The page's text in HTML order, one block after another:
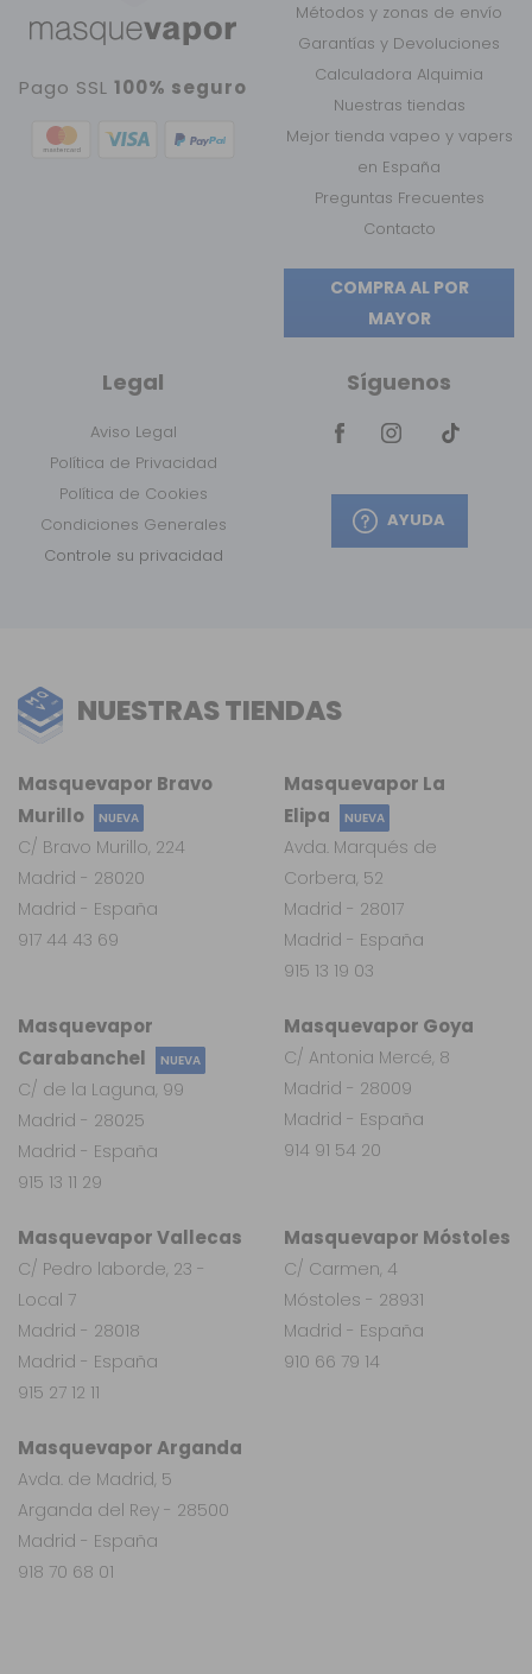
Pago SSL100% seguro
Métodos y zonas de envío
Garantías y Devoluciones
Calculadora Alquimia
Nuestras tiendas
Mejor tienda vapeo y vapers
en España
Preguntas Frecuentes
Contacto
COMPRA AL POR
MAYOR
Legal
Aviso Legal
Política de Privacidad
Política de Cookies
Condiciones Generales
Controle su privacidad
Síguenos
AYUDA
NUESTRAS TIENDAS
Masquevapor Arganda
Avda. de Madrid, 5
Arganda del Rey - 28500
Madrid - España
918 70 68 01
Masquevapor
Carabanchel
NUEVA
C/ de la Laguna, 99
Madrid - 28025
Madrid - España
915 13 11 29
Masquevapor Vallecas
C/ Pedro laborde, 23 -
Local 7
Madrid - 28018
Madrid - España
915 27 12 11
Masquevapor Móstoles
C/ Carmen, 4
Móstoles - 28931
Madrid - España
910 66 79 14
Masquevapor Goya
C/ Antonia Mercé, 8
Madrid - 28009
Madrid - España
914 91 54 20
Masquevapor La
Elipa
NUEVA
Avda. Marqués de
Corbera, 52
Madrid - 28017
Madrid - España
915 13 19 03
Masquevapor Bravo
Murillo
NUEVA
C/ Bravo Murillo, 224
Madrid - 28020
Madrid - España
917 44 43 69